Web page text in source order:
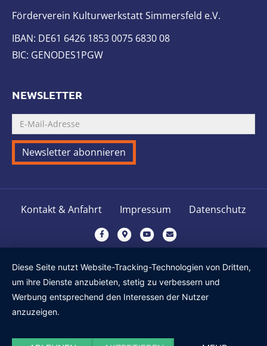
Förderverein Kulturwerkstatt Simmersfeld e.V.
IBAN: DE61 6426 1853 0075 6830 08
BIC: GENODES1PGW
NEWSLETTER
Kontakt & Anfahrt Impressum Datenschutz
FacebookGoogle-maps
YoutubeEmail
Diese Seite nutzt Website-Tracking-Technologien von Dritten,
um ihre Dienste anzubieten, stetig zu verbessern und
Werbung entsprechend den Interessen der Nutzer
anzuzeigen.